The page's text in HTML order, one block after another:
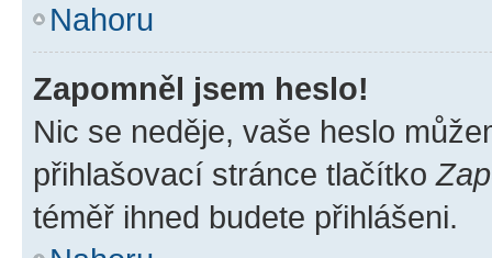
Nahoru
Zapomněl jsem heslo!
Nic se neděje, vaše heslo
přihlašovací stránce tlačítko
téměř ihned budete přihlášeni.